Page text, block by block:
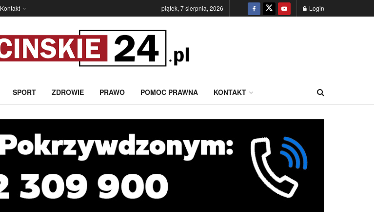
Kontakt piątek, 7 sierpnia, 2026 Login
SPORT ZDROWIE PRAWO POMOC PRAWNA KONTAKT